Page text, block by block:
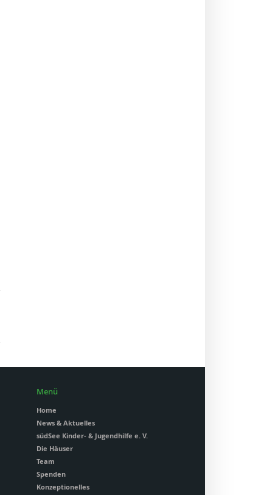
Menü
Home
News & Aktuelles
südSee Kinder- & Jugendhilfe e. V.
Die Häuser
Team
Spenden
Konzeptionelles